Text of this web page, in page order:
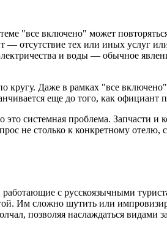
"все включено" может
отсутствие тех или иных услуг
и воды — обычное
кругу. Даже в рамках "все
еще до того, как официант
системная проблема. Запчасти и
не столько к конкретному отелю,
с русскоязычными
Им сложно шутить или
позволяя наслаждаться